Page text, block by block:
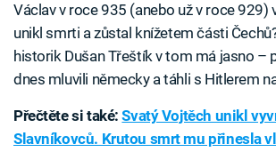
Václav v roce 935 (anebo už v roce 929)
unikl smrti a zůstal knížetem části
historik Dušan Třeštík v tom má jasno –
dnes mluvili německy a táhli s Hitlerem
Přečtěte si také:Svatý Vojtěch unikl
Slavníkovců. Krutou smrt mu přinesla